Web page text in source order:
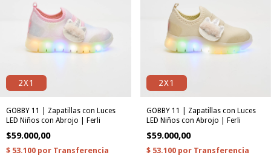
2X1
GOBBY 11 | Zapatillas con Luces
LED Niños con Abrojo | Ferli
$59.000,00
2X1
GOBBY 11 | Zapatillas con Luces
LED Niños con Abrojo | Ferli
$59.000,00